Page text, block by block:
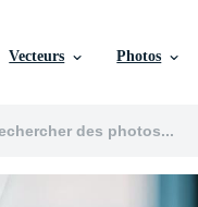
Vecteurs Photos